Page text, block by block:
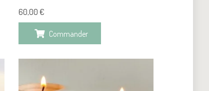
60,00€
Commander